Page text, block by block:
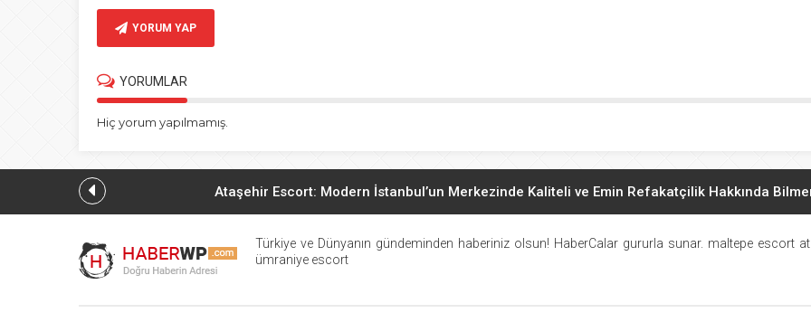
YORUM YAP
YORUMLAR
Hiç yorum yapılmamış.
Ataşehir Escort: Modern İstanbul’un Merkezinde Kaliteli ve Emin Refakatçilik Hakkında
Ataşehir Escort Kızları ile Mutlu Geceler Geçirin. Hakkında Bilmeniz
Türkiye ve Dünyanın gündeminden haberiniz olsun! HaberCalar gururla sunar. maltepe escort
ümraniye escort